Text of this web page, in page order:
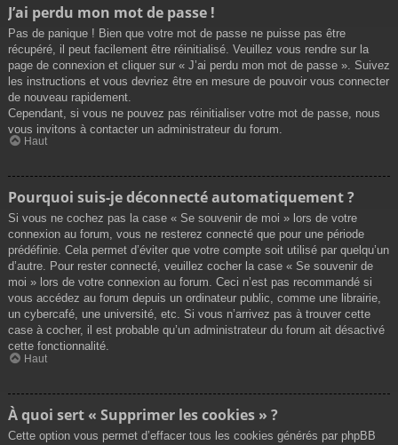
J’ai perdu mon mot de passe !
Pas de panique ! Bien que votre mot de passe ne puisse pas être
récupéré, il peut facilement être réinitialisé. Veuillez vous rendre sur la
page de connexion et cliquer sur « J’ai perdu mon mot de passe ». Suivez
les instructions et vous devriez être en mesure de pouvoir vous connecter
de nouveau rapidement.
Cependant, si vous ne pouvez pas réinitialiser votre mot de passe, nous
vous invitons à contacter un administrateur du forum.
Haut
Pourquoi suis-je déconnecté automatiquement ?
Si vous ne cochez pas la case « Se souvenir de moi » lors de votre
connexion au forum, vous ne resterez connecté que pour une période
prédéfinie. Cela permet d’éviter que votre compte soit utilisé par quelqu’un
d’autre. Pour rester connecté, veuillez cocher la case « Se souvenir de
moi » lors de votre connexion au forum. Ceci n’est pas recommandé si
vous accédez au forum depuis un ordinateur public, comme une librairie,
un cybercafé, une université, etc. Si vous n’arrivez pas à trouver cette
case à cocher, il est probable qu’un administrateur du forum ait désactivé
cette fonctionnalité.
Haut
À quoi sert « Supprimer les cookies » ?
Cette option vous permet d’effacer tous les cookies générés par phpBB